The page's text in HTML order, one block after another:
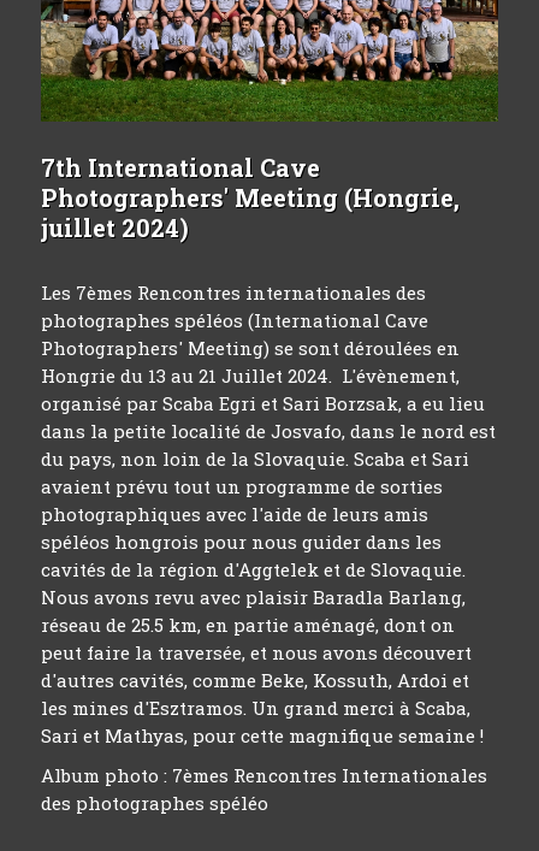
7th International Cave
Photographers' Meeting (Hongrie,
juillet 2024)
Les 7èmes Rencontres internationales des
photographes spéléos (International Cave
Photographers' Meeting) se sont déroulées en
Hongrie du 13 au 21 Juillet 2024. L'évènement,
organisé par Scaba Egri et Sari Borzsak, a eu lieu
dans la petite localité de Josvafo, dans le nord est
du pays, non loin de la Slovaquie. Scaba et Sari
avaient prévu tout un programme de sorties
photographiques avec l'aide de leurs amis
spéléos hongrois pour nous guider dans les
cavités de la région d'Aggtelek et de Slovaquie.
Nous avons revu avec plaisir Baradla Barlang,
réseau de 25.5 km, en partie aménagé, dont on
peut faire la traversée, et nous avons découvert
d'autres cavités, comme Beke, Kossuth, Ardoi et
les mines d'Esztramos. Un grand merci à Scaba,
Sari et Mathyas, pour cette magnifique semaine !
Album photo : 7èmes Rencontres Internationales
des photographes spéléo